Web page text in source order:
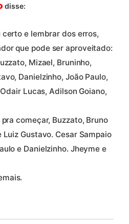
disse:
certo e lembrar dos erros,
que pode ser aproveitado:
Mizael, Bruninho,
Danielzinho, João Paulo,
Lucas, Adilson Goiano,
começar, Buzzato, Bruno
Gustavo. Cesar Sampaio
e Danielzinho. Jheyme e